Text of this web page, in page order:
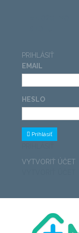
PRIHLÁSIŤ
EMAIL
HESLO
Prihlásiť
VYTVORIŤ ÚČET